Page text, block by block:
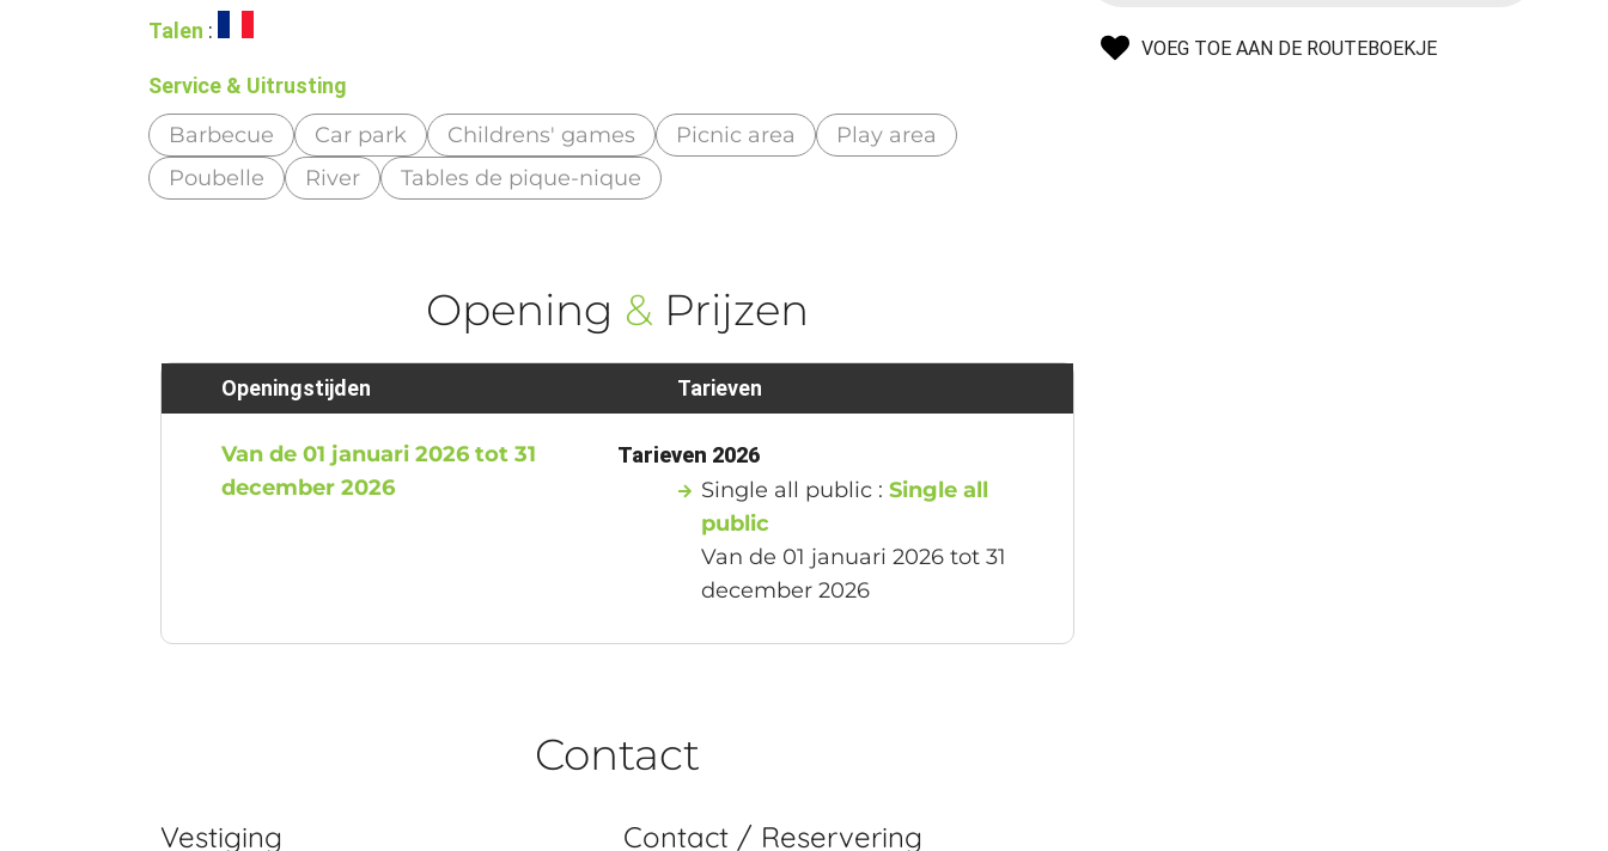
VOEG TOE AAN DE ROUTEBOEKJE
Talen :
Service & Uitrusting
Barbecue Car park Childrens' games Picnic area
Play area
Poubelle
River Tables de pique-nique
Opening & Prijzen
Openingstijden
Van de 01 januari 2026 tot 31
december 2026
Tarieven
Tarieven 2026
Single all public :Single all
public
Van de 01 januari 2026 tot 31
december 2026
Contact
Vestiging Contact / Reservering